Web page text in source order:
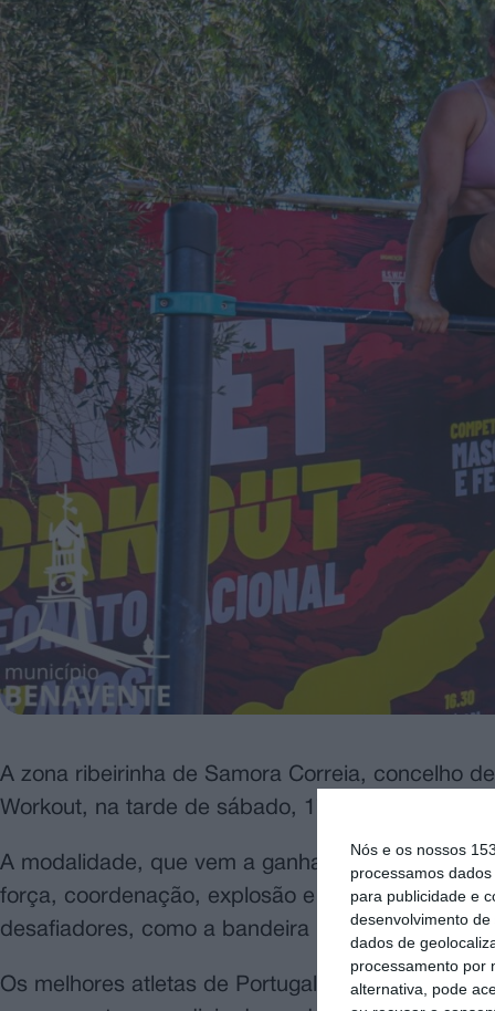
Nós e os nossos
processamos
para publicidade e
desenvolvimento de
dados de
processamento por
alternativa, pode
A zona ribeirinha de Samora Correia, concelho
Workout, na tarde de sábado, 17 de agosto.
A modalidade, que vem a ganhar cada vez
força, coordenação, explosão e equilíbrio, como
desafiadores, como a bandeira humana, as
Os melhores atletas de Portugal estiveram em